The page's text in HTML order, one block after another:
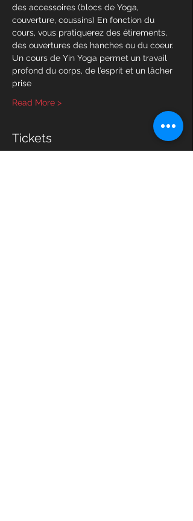
des accessoires (blocs de Yoga,
couverture, coussins) En fonction du
cours, vous pratiquerez des étirements,
des ouvertures des hanches ou du coeur.
Un cours de Yin Yoga permet un travail
profond du corps, de l’esprit et un lâcher
prise
Read More >
Tickets